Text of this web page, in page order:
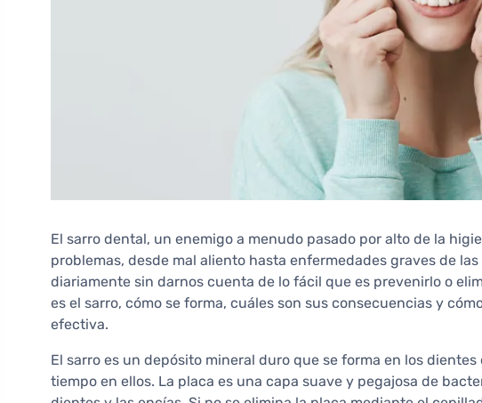
El sarro dental, un enemigo a menudo pasado por alto de la
problemas, desde mal aliento hasta enfermedades graves de
diariamente sin darnos cuenta de lo fácil que es prevenirlo o
es el sarro, cómo se forma, cuáles son sus consecuencias y
efectiva.
El sarro es un depósito mineral duro que se forma en los
tiempo en ellos. La placa es una capa suave y pegajosa de